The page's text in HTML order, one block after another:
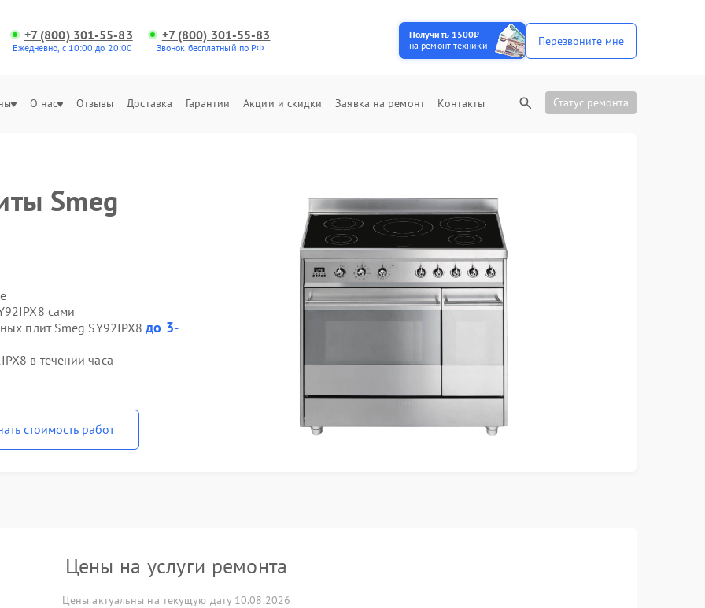
+7 (800) 301-55-83
Ежедневно, с 10:00 до 20:00
+7 (800) 301-55-83
Звонок бесплатный по РФ
Получить 1500₽
на ремонт техники
Перезвоните мне
О нас Отзывы Доставка Гарантии Акции и скидки Заявка на ремонт Контакты Статус ремонта
Smeg
сами
плит Smeg SY92IPX8до 3-
в течении часа
стоимость работ
Цены на услуги ремонта
Цены актуальны на текущую дату 10.08.2026